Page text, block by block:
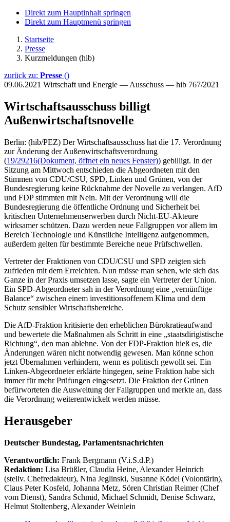
Direkt zum Hauptinhalt springen
Direkt zum Hauptmenü springen
Startseite
Presse
Kurzmeldungen (hib)
zurück zu: Presse ()
09.06.2021 Wirtschaft und Energie — Ausschuss — hib 767/2021
Wirtschaftsausschuss billigt
Außenwirtschaftsnovelle
Berlin: (hib/PEZ) Der Wirtschaftsausschuss hat die 17. Verordnung
zur Änderung der Außenwirtschaftsverordnung
(19/29216(Dokument, öffnet ein neues Fenster)) gebilligt. In der
Sitzung am Mittwoch entschieden die Abgeordneten mit den
Stimmen von CDU/CSU, SPD, Linken und Grünen, von der
Bundesregierung keine Rücknahme der Novelle zu verlangen. AfD
und FDP stimmten mit Nein. Mit der Verordnung will die
Bundesregierung die öffentliche Ordnung und Sicherheit bei
kritischen Unternehmenserwerben durch Nicht-EU-Akteure
wirksamer schützen. Dazu werden neue Fallgruppen vor allem im
Bereich Technologie und Künstliche Intelligenz aufgenommen,
außerdem gelten für bestimmte Bereiche neue Prüfschwellen.
Vertreter der Fraktionen von CDU/CSU und SPD zeigten sich
zufrieden mit dem Erreichten. Nun müsse man sehen, wie sich das
Ganze in der Praxis umsetzen lasse, sagte ein Vertreter der Union.
Ein SPD-Abgeordneter sah in der Verordnung eine „vernünftige
Balance“ zwischen einem investitionsoffenem Klima und dem
Schutz sensibler Wirtschaftsbereiche.
Die AfD-Fraktion kritisierte den erheblichen Bürokratieaufwand
und bewertete die Maßnahmen als Schritt in eine „staatsdirigistische
Richtung“, den man ablehne. Von der FDP-Fraktion hieß es, die
Änderungen wären nicht notwendig gewesen. Man könne schon
jetzt Übernahmen verhindern, wenn es politisch gewollt sei. Ein
Linken-Abgeordneter erklärte hingegen, seine Fraktion habe sich
immer für mehr Prüfungen eingesetzt. Die Fraktion der Grünen
befürworteten die Ausweitung der Fallgruppen und merkte an, dass
die Verordnung weiterentwickelt werden müsse.
Herausgeber
Deutscher Bundestag, Parlamentsnachrichten
Verantwortlich: Frank Bergmann (V.i.S.d.P.)
Redaktion: Lisa Brüßler, Claudia Heine, Alexander Heinrich
(stellv. Chefredakteur), Nina Jeglinski, Susanne Ködel (Volontärin),
Claus Peter Kosfeld, Johanna Metz, Sören Christian Reimer (Chef
vom Dienst), Sandra Schmid, Michael Schmidt, Denise Schwarz,
Helmut Stoltenberg, Alexander Weinlein